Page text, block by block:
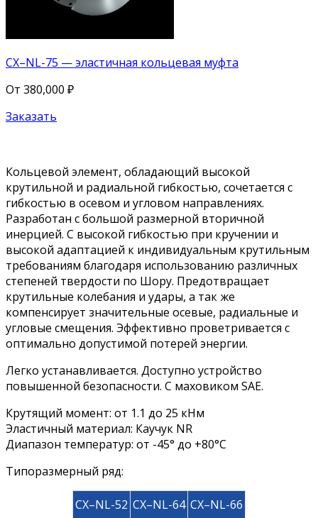
CX–NL-75 — эластичная кольцевая муфта
От 380,000 ₽
Заказать
Кольцевой элемент, обладающий высокой
крутильной и радиальной гибкостью, сочетается с
гибкостью в осевом и угловом направлениях.
Разработан с большой размерной вторичной
инерцией. С высокой гибкостью при кручении и
высокой адаптацией к индивидуальным крутильным
требованиям благодаря использованию различных
степеней твердости по Шору. Предотвращает
крутильные колебания и удары, а так же
компенсирует значительные осевые, радиальные и
угловые смещения. Эффективно проветривается с
оптимально допустимой потерей энергии.
Легко устанавливается. Доступно устройство
повышенной безопасности. С маховиком SAE.
Крутящий момент: от 1.1 до 25 кНм
Эластичный материал: Каучук NR
Диапазон температур: от -45° до +80°C
Типоразмерный ряд:
CX–NL-52 CX–NL-64 CX–NL-66